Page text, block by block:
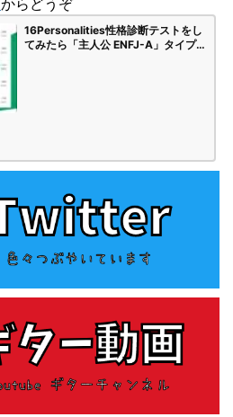
からどうぞ
16Personalities性格診断テストをし
てみたら「主人公 ENFJ-A」タイプで